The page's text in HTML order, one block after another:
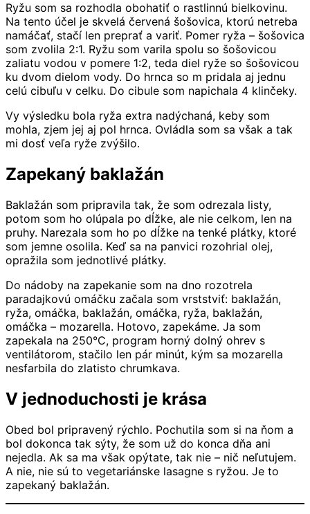
Ryžu som sa rozhodla obohatiť o rastlinnú bielkovinu.
Na tento účel je skvelá červená šošovica, ktorú netreba
namáčať, stačí len preprať a variť. Pomer ryža – šošovica
som zvolila 2:1. Ryžu som varila spolu so šošovicou
zaliatu vodou v pomere 1:2, teda diel ryže so šošovicou
ku dvom dielom vody. Do hrnca so m pridala aj jednu
celú cibuľu v celku. Do cibule som napichala 4 klinčeky.
Vy výsledku bola ryža extra nadýchaná, keby som
mohla, zjem jej aj pol hrnca. Ovládla som sa však a tak
mi dosť veľa ryže zvýšilo.
Zapekaný baklažán
Baklažán som pripravila tak, že som odrezala listy,
potom som ho olúpala po dĺžke, ale nie celkom, len na
pruhy. Narezala som ho po dĺžke na tenké plátky, ktoré
som jemne osolila. Keď sa na panvici rozohrial olej,
opražila som jednotlivé plátky.
Do nádoby na zapekanie som na dno rozotrela
paradajkovú omáčku začala som vrststviť: baklažán,
ryža, omáčka, baklažán, omáčka, ryža, baklažán,
omáčka – mozarella. Hotovo, zapekáme. Ja som
zapekala na 250°C, program horný dolný ohrev s
ventilátorom, stačilo len pár minút, kým sa mozarella
nesfarbila do zlatisto chrumkava.
V jednoduchosti je krása
Obed bol pripravený rýchlo. Pochutila som si na ňom a
bol dokonca tak sýty, že som už do konca dňa ani
nejedla. Ak sa ma však opýtate, tak nie – nič neľutujem.
A nie, nie sú to vegetariánske lasagne s ryžou. Je to
zapekaný baklažán.